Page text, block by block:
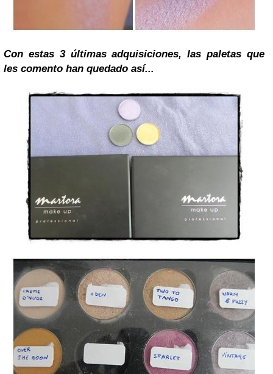
Con estas 3 últimas adquisiciones, las paletas que
les comento han quedado así...